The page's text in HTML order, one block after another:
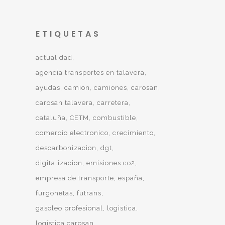
ETIQUETAS
actualidad
agencia transportes en talavera
ayudas camion camiones carosan
carosan talavera carretera
cataluña CETM
combustible
comercio electronico crecimiento
descarbonizacion
dgt
digitalizacion
emisiones co2
empresa de transporte españa
furgonetas futrans
gasoleo profesional
logistica
logistica carosan